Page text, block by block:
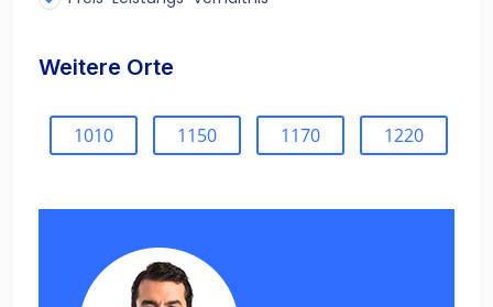
Weitere Orte
1010 1150 1170 1220